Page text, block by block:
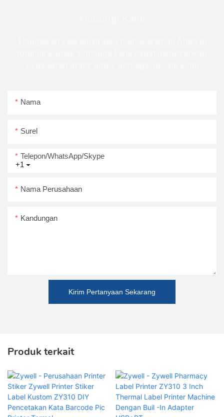
Nama
Surel
+1
Telepon/WhatsApp/Skype
Nama Perusahaan
Kandungan
Kirim Pertanyaan Sekarang
Produk terkait